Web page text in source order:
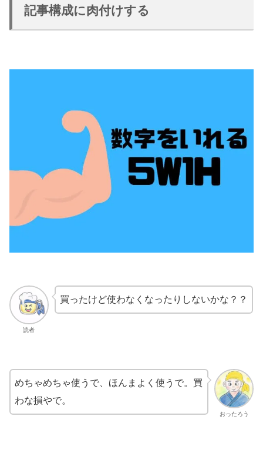
記事構成に肉付けする
読者
買ったけど使わなくなったりしないかな？？
おったろう
めちゃめちゃ使うで、ほんまよく使うで。買
わな損やで。